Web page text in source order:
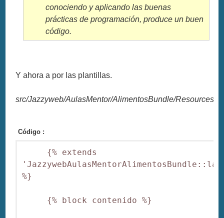
conociendo y aplicando las buenas
prácticas de programación, produce un buen
código.
Y ahora a por las plantillas.
src/Jazzyweb/AulasMentor/AlimentosBundle/Resources/
Código :
{% extends
%}
{% block contenido %}